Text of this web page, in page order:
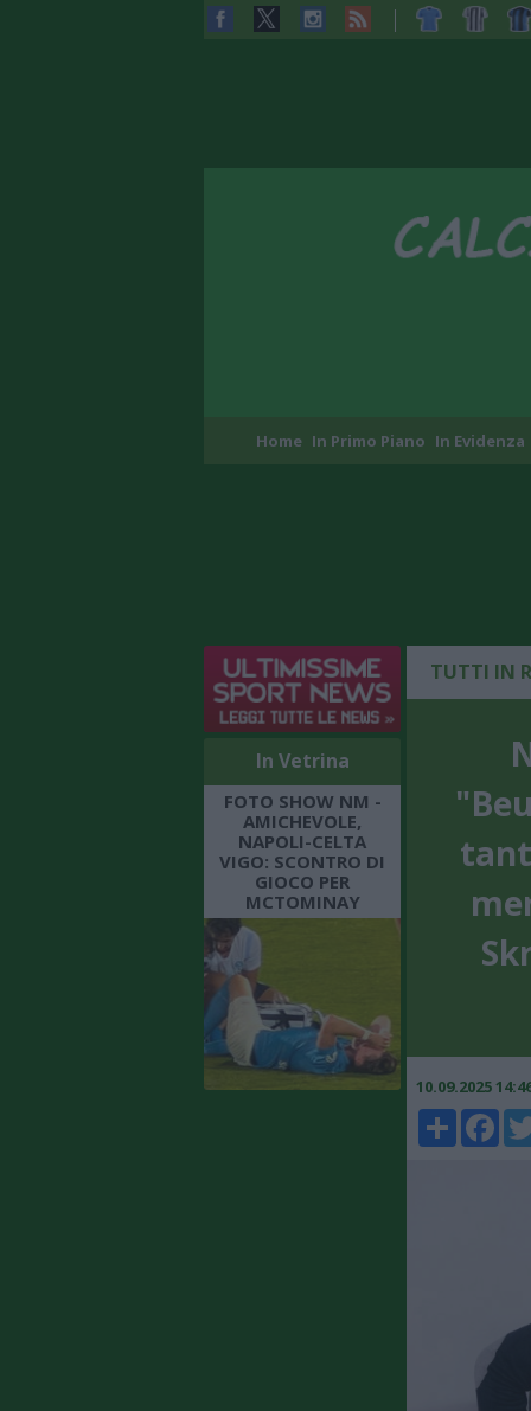
Home In Primo Piano In Evidenza
In Vetrina
FOTO SHOW NM -
AMICHEVOLE,
NAPOLI-CELTA
VIGO: SCONTRO DI
GIOCO PER
MCTOMINAY
TUTTI IN
10.09.2025
Share